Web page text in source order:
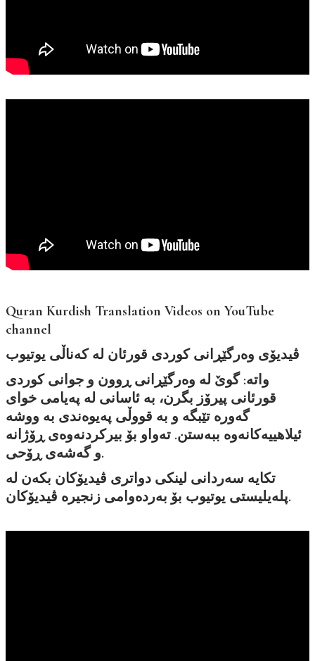
Quran Kurdish Translation Videos on YouTube
channel
ڤیدیۆی وەرگێڕانی کوردی قورئان لە کەناڵی یوتیوب
واتە: گوێ لە وەرگێڕانی ڕوون و جوانی کوردی
قورئانی پیرۆز بگرن، بە ئاسانی لە پەیامی خوای
گەورە تێبگە و بە قووڵی پەیوەندی بە ووشە
ئیلاهییەکانەوە ببەستن. تەواو بۆ بیرکردنەوەی ڕۆژانە
و گەشەی ڕۆحی.
تکایە سەردانی لینکی دواتری ڤیدیۆکان بکەن لە
پلەیلیستی یوتیوب بۆ بەردەوامی زنجیرە ڤیدیۆکان.